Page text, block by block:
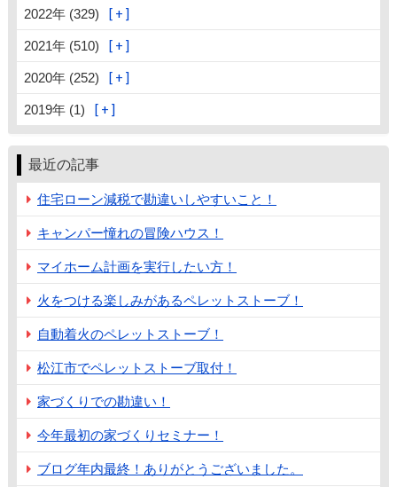
2022年 (329)
2021年 (510)
2020年 (252)
2019年 (1)
最近の記事
住宅ローン減税で勘違いしやすいこと！
キャンパー憧れの冒険ハウス！
マイホーム計画を実行したい方！
火をつける楽しみがあるペレットストーブ！
自動着火のペレットストーブ！
松江市でペレットストーブ取付！
家づくりでの勘違い！
今年最初の家づくりセミナー！
ブログ年内最終！ありがとうございました。